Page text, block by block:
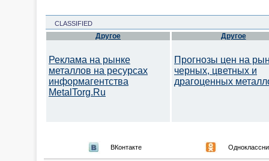
CLASSIFIED
Другое
Реклама на рынке
металлов на ресурсах
информагентства
MetalTorg.Ru
Другое
Прогнозы цен на
черных, цветных и
драгоценных
ВКонтакте